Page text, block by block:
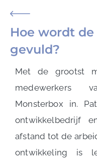
Hoe wordt
gevuld?
Met de grootst
medewerkers
Monsterbox in.
ontwikkelbedrijf
afstand tot de
ontwikkeling is